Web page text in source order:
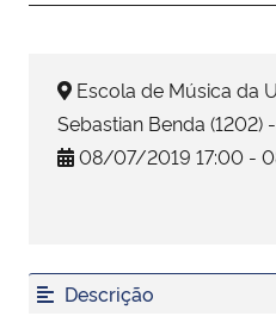
Ministério da Mulher, da Família e dos
Gabinete de Segurança Institucional
Escola de Música da
Sebastian Benda (1202)
08/07/2019 17:00 -
Descrição